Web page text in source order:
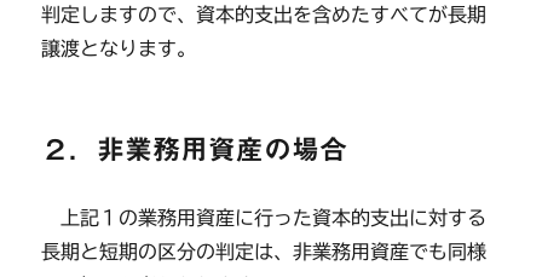
判定しますので、資本的支出を含めたすべてが長期
譲渡となります。
２．非業務用資産の場合
上記１の業務用資産に行った資本的支出に対する
長期と短期の区分の判定は、非業務用資産でも同様